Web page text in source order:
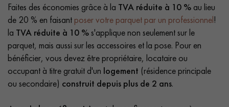
Faites des économies grâce à la TVA réduite à 10 % au lieu
de 20 % en faisant poser votre parquet par un professionnel!
la TVA réduite à 10 %s'applique non seulement sur le
parquet, mais aussi sur les accessoires et la pose. Pour en
bénéficier, vous devez être propriétaire, locataire ou
occupant à titre gratuit d'un logement (résidence principale
ou secondaire) construit depuis plus de 2 ans.